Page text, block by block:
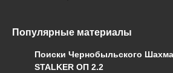
Популярные материалы
Поиски Чернобыльского
STALKER ОП 2.2